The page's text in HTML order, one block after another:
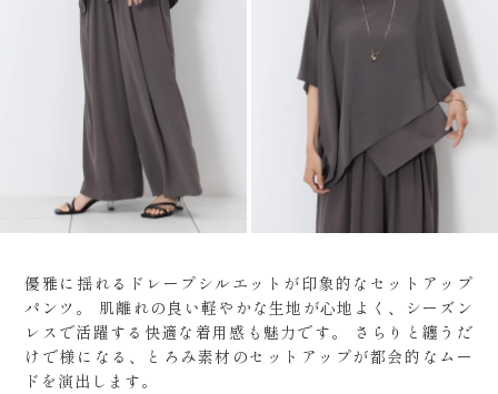
優雅に揺れるドレープシルエットが印象的なセットアップ
パンツ。
肌離れの良い軽やかな生地が心地よく、シーズン
レスで活躍する快適な着用感も魅力です。
さらりと纏うだ
けで様になる、とろみ素材のセットアップが都会的なムー
ドを演出します。